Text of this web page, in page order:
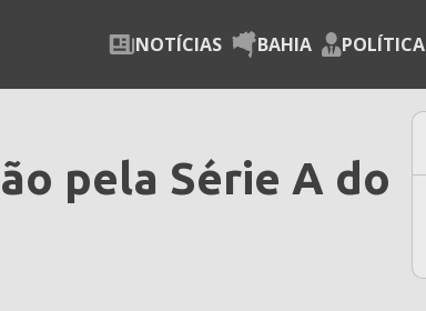
NOTÍCIAS BAHIA POLÍTICA
pela Série A do